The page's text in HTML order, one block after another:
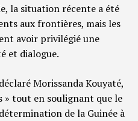
la situation récente a été
aux frontières, mais les
avoir privilégié une
et dialogue.
Morissanda Kouyaté,
» tout en soulignant que le
de la Guinée à